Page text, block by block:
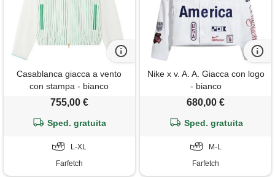
Casablanca giacca a vento
con stampa - bianco
755,00 €
Sped. gratuita
L-XL
Farfetch
Nike x v. A. A. Giacca con logo
- bianco
680,00 €
Sped. gratuita
M-L
Farfetch